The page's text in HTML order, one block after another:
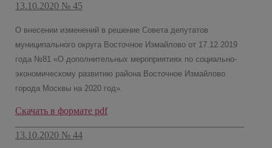
13.10.2020 № 45
О внесении изменений в решение Совета депутатов
муниципального округа Восточное Измайлово от 17.12.2019
года №81 «О дополнительных мероприятиях по социально-
экономическому развитию района Восточное Измайлово
города Москвы на 2020 год».
Скачать в формате pdf
13.10.2020 № 44